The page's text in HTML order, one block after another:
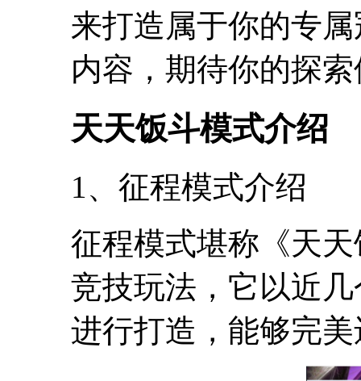
来打造属于你的专
内容，期待你的探
天天饭斗模式介绍
1、征程模式介绍
征程模式堪称《天
竞技玩法，它以近
进行打造，能够完